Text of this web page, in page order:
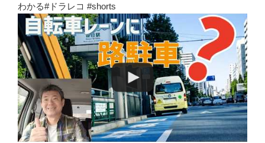
わかる#ドラレコ #shorts